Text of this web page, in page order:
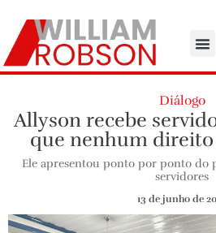
Diálogo
Allyson recebe
que nenhum
Ele apresentou ponto por ponto do
servidores
13 de junho de